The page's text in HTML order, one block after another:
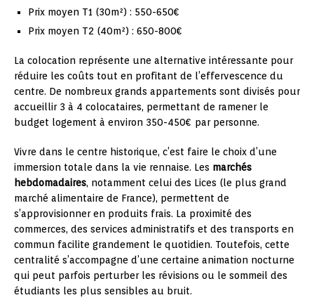
Prix moyen T1 (30m²) : 550-650€
Prix moyen T2 (40m²) : 650-800€
La colocation représente une alternative intéressante pour
réduire les coûts tout en profitant de l’effervescence du
centre. De nombreux grands appartements sont divisés pour
accueillir 3 à 4 colocataires, permettant de ramener le
budget logement à environ 350-450€ par personne.
Vivre dans le centre historique, c’est faire le choix d’une
immersion totale dans la vie rennaise. Les marchés
hebdomadaires, notamment celui des Lices (le plus grand
marché alimentaire de France), permettent de
s’approvisionner en produits frais. La proximité des
commerces, des services administratifs et des transports en
commun facilite grandement le quotidien. Toutefois, cette
centralité s’accompagne d’une certaine animation nocturne
qui peut parfois perturber les révisions ou le sommeil des
étudiants les plus sensibles au bruit.